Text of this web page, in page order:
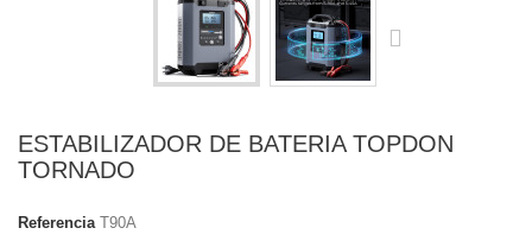
ESTABILIZADOR DE BATERIA TOPDON
TORNADO
Referencia T90A